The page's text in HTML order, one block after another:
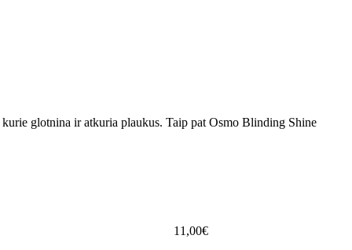
glotnina ir atkuria plaukus. Taip pat Osmo Blinding Shine
11,00€